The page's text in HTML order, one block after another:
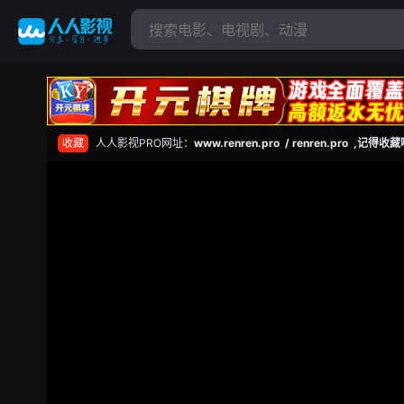
收藏 人人影视PRO网址： www.renren.pro / renren.pro ,记得收藏